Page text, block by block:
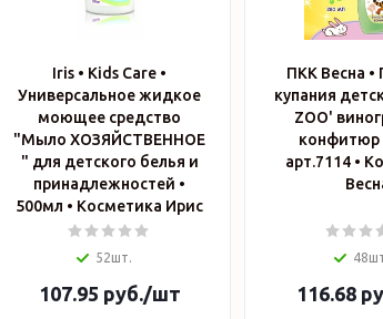
Iris • Kids Care •
Универсальное жидкое
моющее средство
"Мыло ХОЗЯЙСТВЕННОЕ
" для детского белья и
принадлежностей •
500мл • Косметика Ирис
52шт.
107.95 руб./шт
ПКК Весна •
купания
ZOO'
конфитюр
арт.7114 • Косметика
116.68